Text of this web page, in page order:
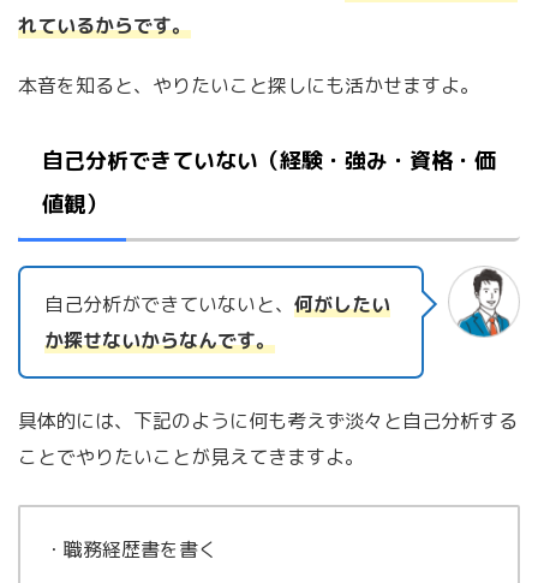
れているからです。
本音を知ると、やりたいこと探しにも活かせますよ。
自己分析できていない（経験・強み・資格・価
値観）
自己分析ができていないと、 何がしたい
か探せないからなんです。
具体的には、下記のように何も考えず淡々と自己分析する
ことでやりたいことが見えてきますよ。
・職務経歴書を書く